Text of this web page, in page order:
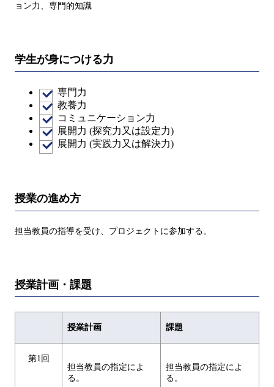
ョン⼒、専⾨的知識
学生が身につける力
専門力
教養力
コミュニケーション力
展開力 (探究力又は設定力)
展開力 (実践力又は解決力)
授業の進め方
担当教員の指導を受け、プロジェクトに参加する。
授業計画・課題
授業計画 課題
第1回
担当教員の指定によ
る。
担当教員の指定によ
る。